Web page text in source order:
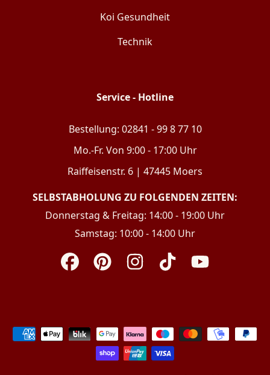
Koi Gesundheit
Technik
Service - Hotline
Bestellung: 02841 - 99 8 77 10
Mo.-Fr. Von 9:00 - 17:00 Uhr
Raiffeisenstr. 6 | 47445 Moers
SELBSTABHOLUNG ZU FOLGENDEN ZEITEN:
Donnerstag & Freitag: 14:00 - 19:00 Uhr
Samstag: 10:00 - 14:00 Uhr
FacebookPinterest InstagramTikTok YouTube
Zahlungsarten